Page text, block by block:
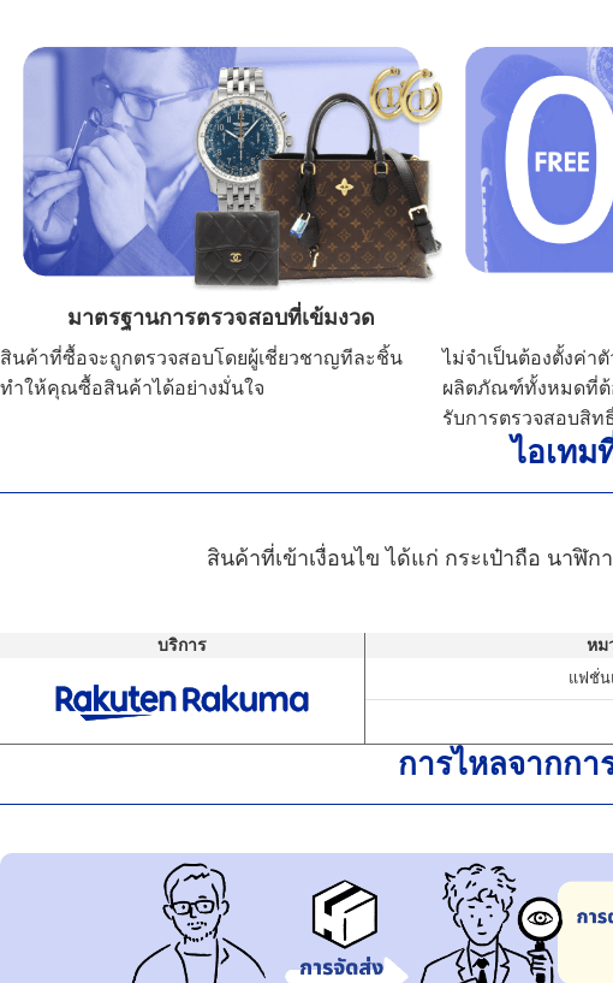
มาตรฐานการตรวจสอบที่เข้มงวด
สินค้าที่ซื้อจะถูกตรวจสอบโดยผู้เชี่ยวชาญทีละชิ้น
ทำให้คุณซื้อสินค้าได้อย่างมั่นใจ
ไม่จำเป็นต้องตั้งค่า
ผลิตภัณฑ์ทั้งหมดที่ต้
รับการตรวจสอบสิ
ไอเทม
สินค้าที่เข้าเงื่อนไข ได้แก่ กระเป๋าถือ นาฬิ
บริการ หม
แฟชั่น
การไหลจากกา